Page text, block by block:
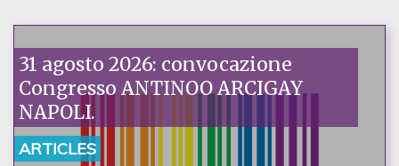
31 agosto 2026: convocazione
Congresso ANTINOO ARCIGAY
NAPOLI.
ARTICLES